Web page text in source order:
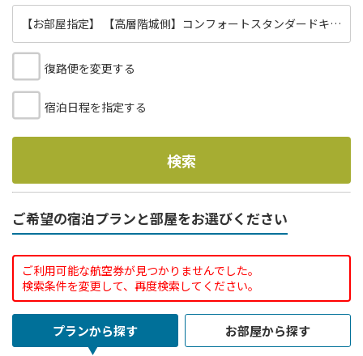
【お部屋指定】 【高層階城側】コンフォートスタンダードキング33㎡（禁煙）
復路便を変更する
宿泊日程を指定する
検索
ご希望の宿泊プランと部屋をお選びください
ご利用可能な航空券が見つかりませんでした。
検索条件を変更して、再度検索してください。
プランから探す お部屋から探す